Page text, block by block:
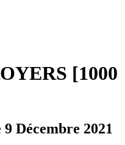
[1000
Décembre 2021